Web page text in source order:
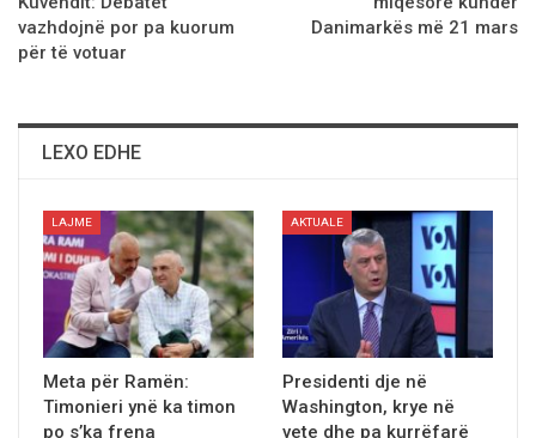
vazhdojnë por pa kuorum
për të votuar
Danimarkës më 21 mars
LEXO EDHE
LAJME
Meta për Ramën:
Timonieri ynë ka timon
po s’ka frena
AKTUALE
Presidenti dje në
Washington, krye në
vete dhe pa kurrëfarë